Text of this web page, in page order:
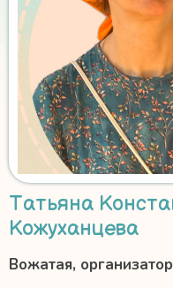
Татьяна
Кожуханцева
Вожатая, организатор